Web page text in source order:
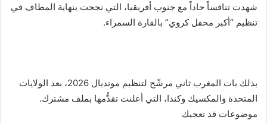
شهدت تنافساً حاداً مع جنوب أفريقيا، التي نجحت بنهاية المطاف في
تنظيم “أكبر محفل كروي” بالقارة السمراء.
بذلك بات المغرب ثاني مرشّح لتنظيم مونديال 2026، بعد الولايات
المتحدة والمكسيك وكندا، التي أعلنت تقدُّمها بملف مشترك.
موضوعات قد تعجبك